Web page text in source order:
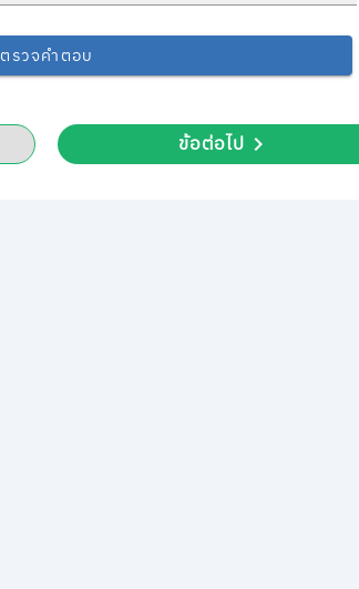
ตรวจคำตอบ
ข้อต่อไป